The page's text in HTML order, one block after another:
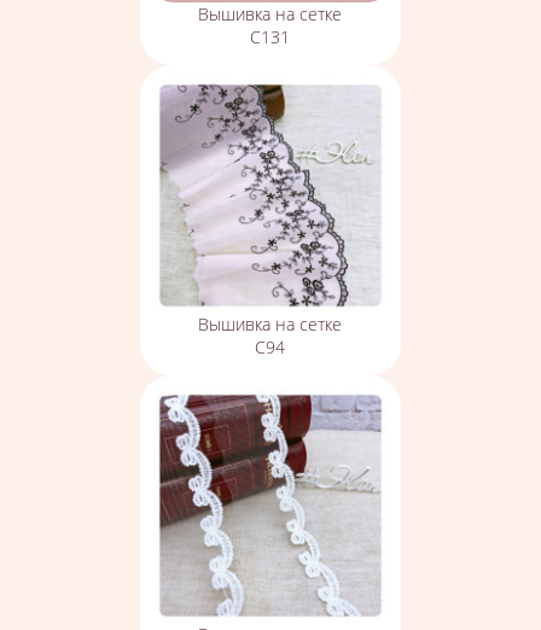
Вышивка на сетке
С131
Вышивка на сетке
С94